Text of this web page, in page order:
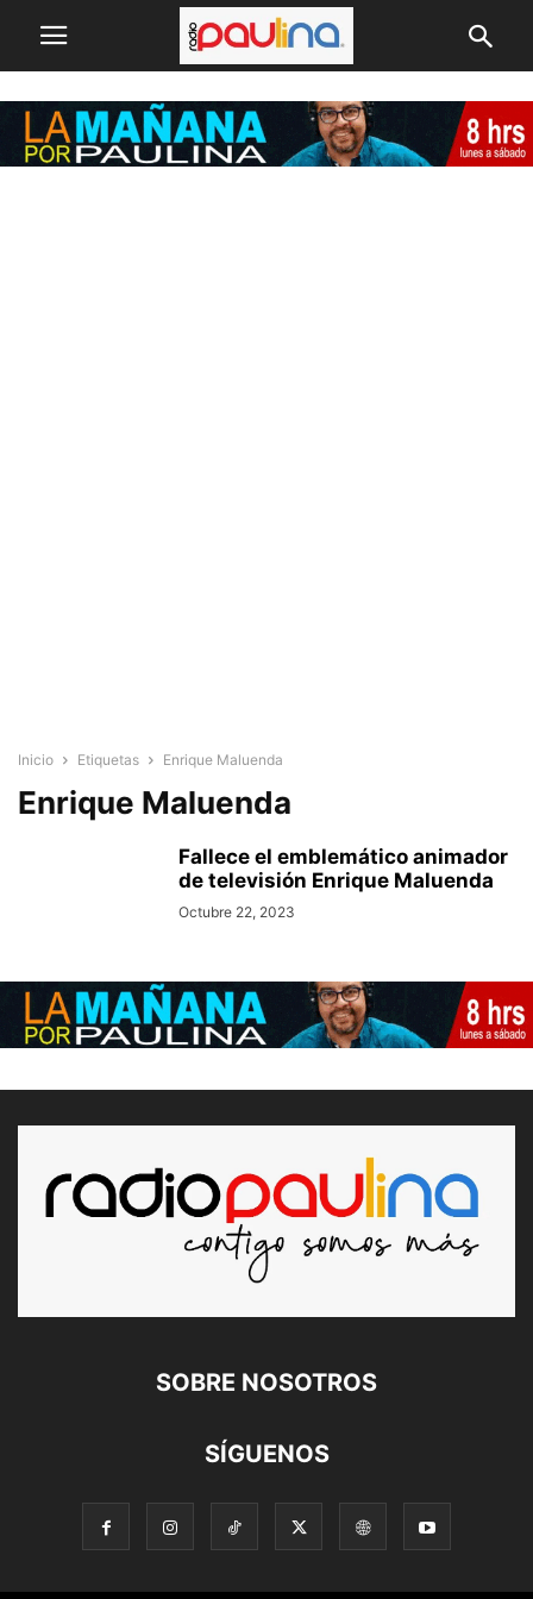
Inicio Etiquetas Enrique Maluenda
Enrique Maluenda
Fallece el emblemático animador
de televisión Enrique Maluenda
Octubre 22, 2023
SOBRE NOSOTROS
SÍGUENOS